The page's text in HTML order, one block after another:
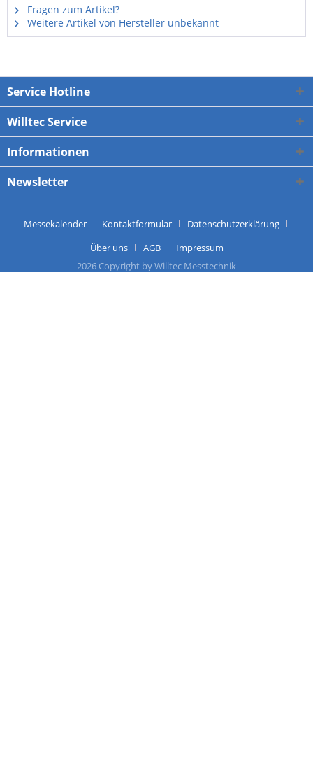
Fragen zum Artikel?
Weitere Artikel von Hersteller unbekannt
Service Hotline
Willtec Service
Informationen
Newsletter
Messekalender Kontaktformular
Datenschutzerklärung
Über uns
AGB
Impressum
2026 Copyright by Willtec Messtechnik